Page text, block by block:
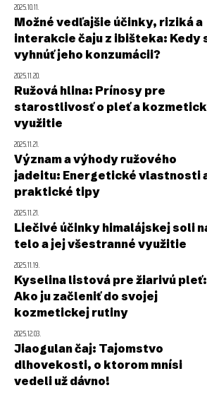
2025.10.11.
Možné vedľajšie účinky, riziká a
interakcie čaju z ibišteka: Kedy
vyhnúť jeho konzumácii?
2025.11.20.
Ružová hlina: Prínosy pre
starostlivosť o pleť a
využitie
2025.11.21.
Význam a výhody ružového
jadeitu: Energetické vlastnosti
praktické tipy
2025.11.21.
Liečivé účinky himalájskej soli
telo a jej všestranné využitie
2025.11.19.
Kyselina listová pre žiarivú pleť:
Ako ju začleniť do svojej
kozmetickej rutiny
2025.12.03.
Jiaogulan čaj: Tajomstvo
dlhovekosti, o ktorom mnísi
vedeli už dávno!